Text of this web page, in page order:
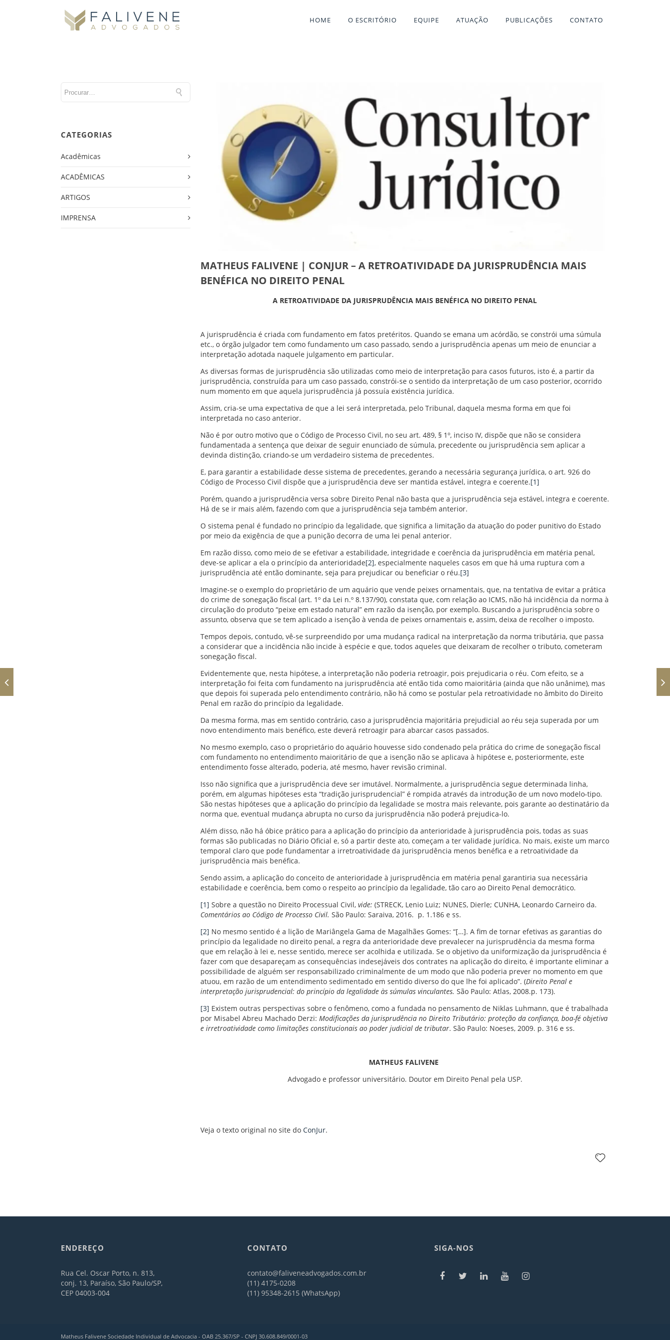
HOME O ESCRITÓRIO EQUIPE ATUAÇÃO PUBLICAÇÕES CONTATO
CATEGORIAS
Acadêmicas
ACADÊMICAS
ARTIGOS
IMPRENSA
MATHEUS FALIVENE | CONJUR – A RETROATIVIDADE DA JURISPRUDÊNCIA MAIS
BENÉFICA NO DIREITO PENAL
A RETROATIVIDADE DA JURISPRUDÊNCIA MAIS BENÉFICA NO DIREITO PENAL
A jurisprudência é criada com fundamento em fatos pretéritos. Quando se emana um acórdão, se constrói uma súmula
etc., o órgão julgador tem como fundamento um caso passado, sendo a jurisprudência apenas um meio de enunciar a
interpretação adotada naquele julgamento em particular.
As diversas formas de jurisprudência são utilizadas como meio de interpretação para casos futuros, isto é, a partir da
jurisprudência, construída para um caso passado, constrói-se o sentido da interpretação de um caso posterior, ocorrido
num momento em que aquela jurisprudência já possuía existência jurídica.
Assim, cria-se uma expectativa de que a lei será interpretada, pelo Tribunal, daquela mesma forma em que foi
interpretada no caso anterior.
Não é por outro motivo que o Código de Processo Civil, no seu art. 489, § 1º, inciso IV, dispõe que não se considera
fundamentada a sentença que deixar de seguir enunciado de súmula, precedente ou jurisprudência sem aplicar a
devinda distinção, criando-se um verdadeiro sistema de precedentes.
E, para garantir a estabilidade desse sistema de precedentes, gerando a necessária segurança jurídica, o art. 926 do
Código de Processo Civil dispõe que a jurisprudência deve ser mantida estável, integra e coerente.[1]
Porém, quando a jurisprudência versa sobre Direito Penal não basta que a jurisprudência seja estável, integra e coerente.
Há de se ir mais além, fazendo com que a jurisprudência seja também anterior.
O sistema penal é fundado no princípio da legalidade, que significa a limitação da atuação do poder punitivo do Estado
por meio da exigência de que a punição decorra de uma lei penal anterior.
Em razão disso, como meio de se efetivar a estabilidade, integridade e coerência da jurisprudência em matéria penal,
deve-se aplicar a ela o princípio da anterioridade[2], especialmente naqueles casos em que há uma ruptura com a
jurisprudência até então dominante, seja para prejudicar ou beneficiar o réu.[3]
Imagine-se o exemplo do proprietário de um aquário que vende peixes ornamentais, que, na tentativa de evitar a prática
do crime de sonegação fiscal (art. 1º da Lei n.º 8.137/90), constata que, com relação ao ICMS, não há incidência da norma à
circulação do produto “peixe em estado natural” em razão da isenção, por exemplo. Buscando a jurisprudência sobre o
assunto, observa que se tem aplicado a isenção à venda de peixes ornamentais e, assim, deixa de recolher o imposto.
Tempos depois, contudo, vê-se surpreendido por uma mudança radical na interpretação da norma tributária, que passa
a considerar que a incidência não incide à espécie e que, todos aqueles que deixaram de recolher o tributo, cometeram
sonegação fiscal.
Evidentemente que, nesta hipótese, a interpretação não poderia retroagir, pois prejudicaria o réu. Com efeito, se a
interpretação foi feita com fundamento na jurisprudência até então tida como maioritária (ainda que não unânime), mas
que depois foi superada pelo entendimento contrário, não há como se postular pela retroatividade no âmbito do Direito
Penal em razão do princípio da legalidade.
Da mesma forma, mas em sentido contrário, caso a jurisprudência majoritária prejudicial ao réu seja superada por um
novo entendimento mais benéfico, este deverá retroagir para abarcar casos passados.
No mesmo exemplo, caso o proprietário do aquário houvesse sido condenado pela prática do crime de sonegação fiscal
com fundamento no entendimento maioritário de que a isenção não se aplicava à hipótese e, posteriormente, este
entendimento fosse alterado, poderia, até mesmo, haver revisão criminal.
Isso não significa que a jurisprudência deve ser imutável. Normalmente, a jurisprudência segue determinada linha,
porém, em algumas hipóteses esta “tradição jurisprudencial” é rompida através da introdução de um novo modelo-tipo.
São nestas hipóteses que a aplicação do princípio da legalidade se mostra mais relevante, pois garante ao destinatário da
norma que, eventual mudança abrupta no curso da jurisprudência não poderá prejudica-lo.
Além disso, não há óbice prático para a aplicação do princípio da anterioridade à jurisprudência pois, todas as suas
formas são publicadas no Diário Oficial e, só a partir deste ato, começam a ter validade jurídica. No mais, existe um marco
temporal claro que pode fundamentar a irretroatividade da jurisprudência menos benéfica e a retroatividade da
jurisprudência mais benéfica.
Sendo assim, a aplicação do conceito de anterioridade à jurisprudência em matéria penal garantiria sua necessária
estabilidade e coerência, bem como o respeito ao princípio da legalidade, tão caro ao Direito Penal democrático.
[1] Sobre a questão no Direito Processual Civil, vide: (STRECK, Lenio Luiz; NUNES, Dierle; CUNHA, Leonardo Carneiro da.
Comentários ao Código de Processo Civil. São Paulo: Saraiva, 2016. p. 1.186 e ss.
[2] No mesmo sentido é a lição de Mariângela Gama de Magalhães Gomes: “[…]. A fim de tornar efetivas as garantias do
princípio da legalidade no direito penal, a regra da anterioridade deve prevalecer na jurisprudência da mesma forma
que em relação à lei e, nesse sentido, merece ser acolhida e utilizada. Se o objetivo da uniformização da jurisprudência é
fazer com que desapareçam as consequências indesejáveis dos contrates na aplicação do direito, é importante eliminar a
possibilidade de alguém ser responsabilizado criminalmente de um modo que não poderia prever no momento em que
atuou, em razão de um entendimento sedimentado em sentido diverso do que lhe foi aplicado”. (Direito Penal e
interpretação jurisprudencial: do princípio da legalidade às súmulas vinculantes. São Paulo: Atlas, 2008.p. 173).
[3] Existem outras perspectivas sobre o fenômeno, como a fundada no pensamento de Niklas Luhmann, que é trabalhada
por Misabel Abreu Machado Derzi: Modificações da jurisprudência no Direito Tributário: proteção da confiança, boa-fé objetiva
e irretroatividade como limitações constitucionais ao poder judicial de tributar. São Paulo: Noeses, 2009. p. 316 e ss.
MATHEUS FALIVENE
Advogado e professor universitário. Doutor em Direito Penal pela USP.
Veja o texto original no site do ConJur.
ENDEREÇO
Rua Cel. Oscar Porto, n. 813,
conj. 13, Paraíso, São Paulo/SP,
CEP 04003-004
CONTATO
contato@faliveneadvogados.com.br
(11) 4175-0208
(11) 95348-2615 (WhatsApp)
SIGA-NOS
Matheus Falivene Sociedade Individual de Advocacia - OAB 25.367/SP - CNPJ 30.608.849/0001-03